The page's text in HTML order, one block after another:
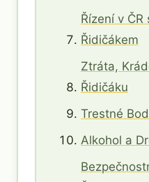
Řízení v
Řidičákem
Ztráta,
Řidičáku
Trestné
Alkohol a